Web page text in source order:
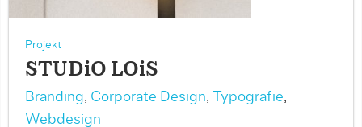
Projekt
STUDiO LOiS
Branding, Corporate Design, Typografie,
Webdesign